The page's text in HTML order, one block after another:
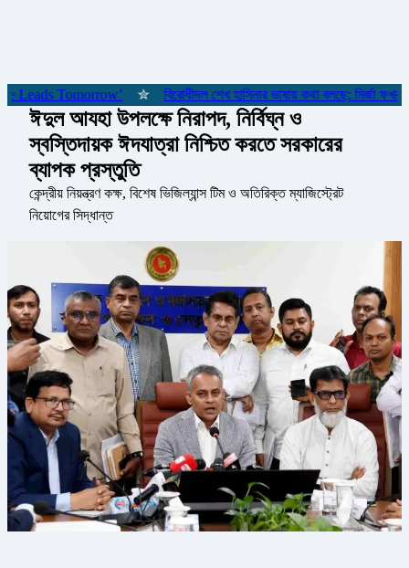
Leads Tomorrow’ ✮ বিরোধীদল শেখ হাসিনার ভাষায় কথা বলছে: মির্জা ফখরুল
ঈদুল আযহা উপলক্ষে নিরাপদ, নির্বিঘ্ন ও
স্বস্তিদায়ক ঈদযাত্রা নিশ্চিত করতে সরকারের
ব্যাপক প্রস্তুতি
কেন্দ্রীয় নিয়ন্ত্রণ কক্ষ, বিশেষ ভিজিল্যান্স টিম ও অতিরিক্ত ম্যাজিস্ট্রেট
নিয়োগের সিদ্ধান্ত